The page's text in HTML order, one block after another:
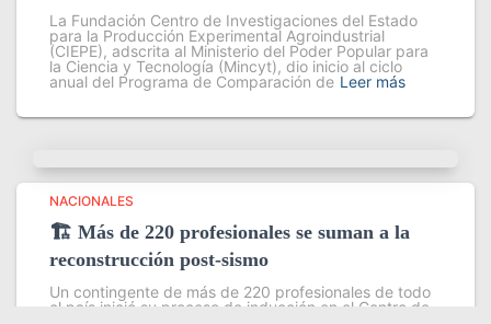
La Fundación Centro de Investigaciones del Estado
para la Producción Experimental Agroindustrial
(CIEPE), adscrita al Ministerio del Poder Popular para
la Ciencia y Tecnología (Mincyt), dio inicio al ciclo
anual del Programa de Comparación de Leer más
NACIONALES
🏗️ Más de 220 profesionales se suman a la
reconstrucción post-sismo
Un contingente de más de 220 profesionales de todo
el país inició su proceso de inducción en el Centro de